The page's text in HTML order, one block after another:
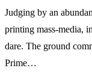
Judging by an
printing mass-media,
dare. The ground
Prime…